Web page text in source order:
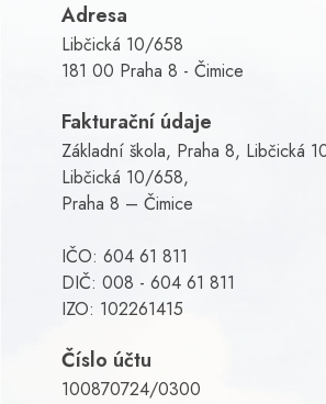
Adresa
Libčická 10/658
181 00 Praha 8 - Čimice
Fakturační údaje
Základní škola, Praha 8, Libčická
Libčická 10/658,
Praha 8 – Čimice
IČO: 604 61 811
DIČ: 008 - 604 61 811
IZO: 102261415
Číslo účtu
100870724/0300